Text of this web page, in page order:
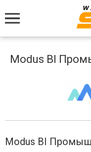
Меню
Modus BI
Modus BI